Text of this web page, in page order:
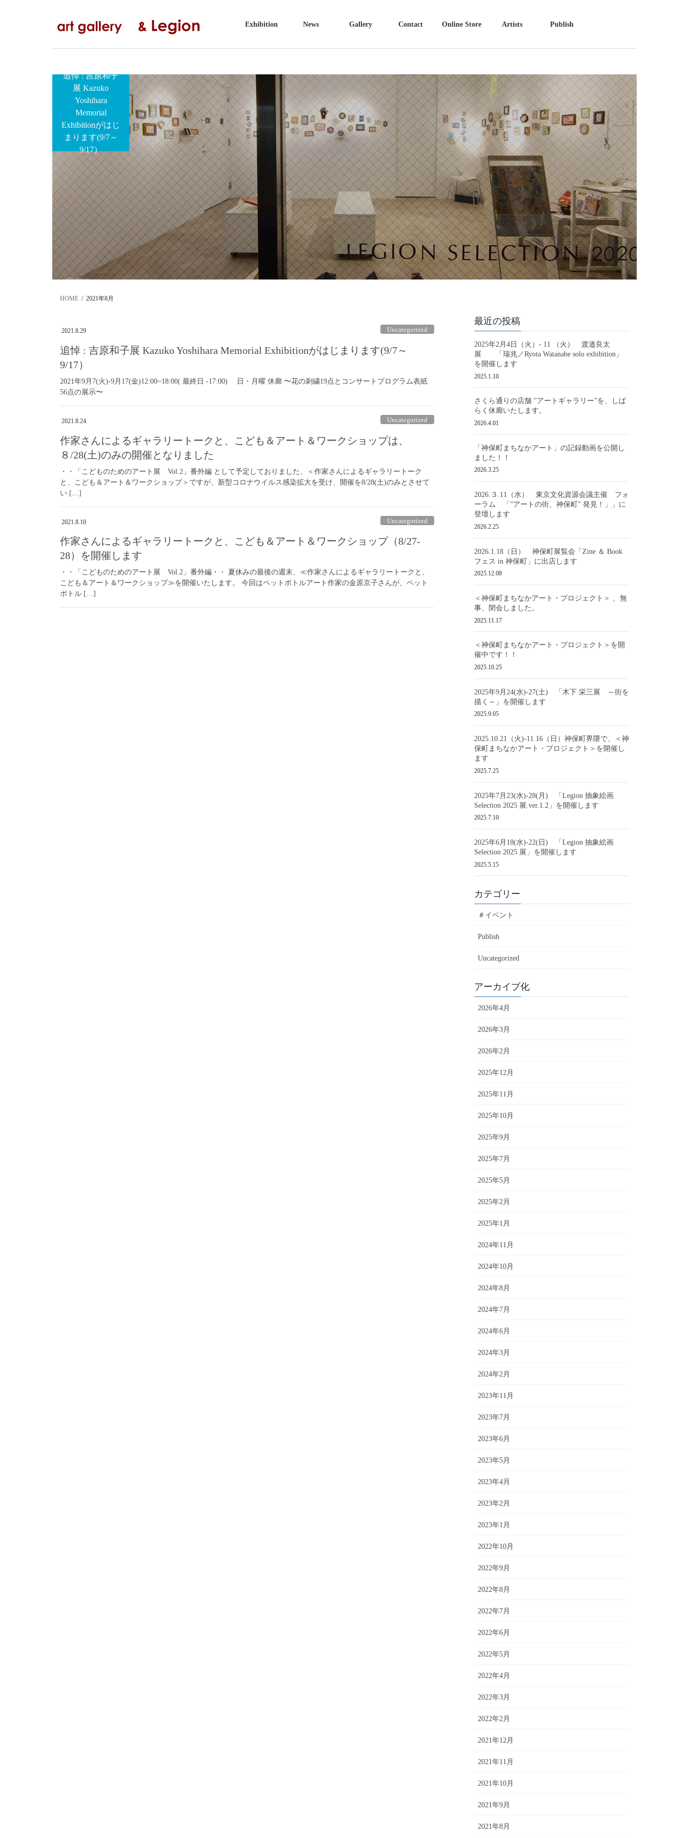
Exhibition News Gallery Contact Online Store Artists Publish
追悼 : 吉原和子
展 Kazuko
Yoshihara
Memorial
Exhibitionがはじ
まります(9/7～
9/17）
HOME 2021年8月
2021.8.29 Uncategorized
追悼 : 吉原和子展 Kazuko Yoshihara Memorial Exhibitionがはじまります(9/7～
9/17）
2021年9月7(火)-9月17(金)12:00~18:00( 最終日 -17:00) 日・月曜 休廊 〜花の刺繍19点とコンサートプログラム表紙
56点の展示〜
2021.8.24 Uncategorized
作家さんによるギャラリートークと、こども＆アート＆ワークショップは、
８/28(土)のみの開催となりました
・・「こどものためのアート展 Vol.2」番外編 として予定しておりました、＜作家さんによるギャラリートーク
と、こども＆アート＆ワークショップ＞ですが、新型コロナウイルス感染拡大を受け、開催を8/28(土)のみとさせて
い […]
2021.8.10 Uncategorized
作家さんによるギャラリートークと、こども＆アート＆ワークショップ（8/27-
28）を開催します
・・「こどものためのアート展 Vol.2」番外編・・ 夏休みの最後の週末、≪作家さんによるギャラリートークと、
こども＆アート＆ワークショップ≫を開催いたします。 今回はペットボトルアート作家の金原京子さんが、ペット
ボトル […]
最近の投稿
2025年2月4日（火）- 11 （火） 渡邉良太
展 「瑞兆／Ryota Watanabe solo exhibition」
を開催します
2025.1.10
さくら通りの店舗 ”アートギャラリー”を、しば
らく休廊いたします。
2026.4.01
「神保町まちなかアート」の記録動画を公開し
ました！！
2026.3.25
2026.３.11（水） 東京文化資源会議主催 フォ
ーラム 「”アートの街、神保町” 発見！」」に
登壇します
2026.2.25
2026.1.18（日） 神保町展覧会「Zine ＆ Book
フェス in 神保町」に出店します
2025.12.08
＜神保町まちなかアート・プロジェクト＞ 、無
事、閉会しました。
2025.11.17
＜神保町まちなかアート・プロジェクト＞を開
催中です！！
2025.10.25
2025年9月24(水)-27(土) 「木下 栄三展 ～街を
描く～」を開催します
2025.9.05
2025.10.21（火)-11.16（日）神保町界隈で、＜神
保町まちなかアート・プロジェクト＞を開催し
ます
2025.7.25
2025年7月23(水)-28(月) 「Legion 抽象絵画
Selection 2025 展.ver.1.2」を開催します
2025.7.10
2025年6月18(水)-22(日) 「Legion 抽象絵画
Selection 2025 展」を開催します
2025.5.15
カテゴリー
＃イベント
Publish
Uncategorized
アーカイブ化
2026年4月
2026年3月
2026年2月
2025年12月
2025年11月
2025年10月
2025年9月
2025年7月
2025年5月
2025年2月
2025年1月
2024年11月
2024年10月
2024年8月
2024年7月
2024年6月
2024年3月
2024年2月
2023年11月
2023年7月
2023年6月
2023年5月
2023年4月
2023年2月
2023年1月
2022年10月
2022年9月
2022年8月
2022年7月
2022年6月
2022年5月
2022年4月
2022年3月
2022年2月
2021年12月
2021年11月
2021年10月
2021年9月
2021年8月